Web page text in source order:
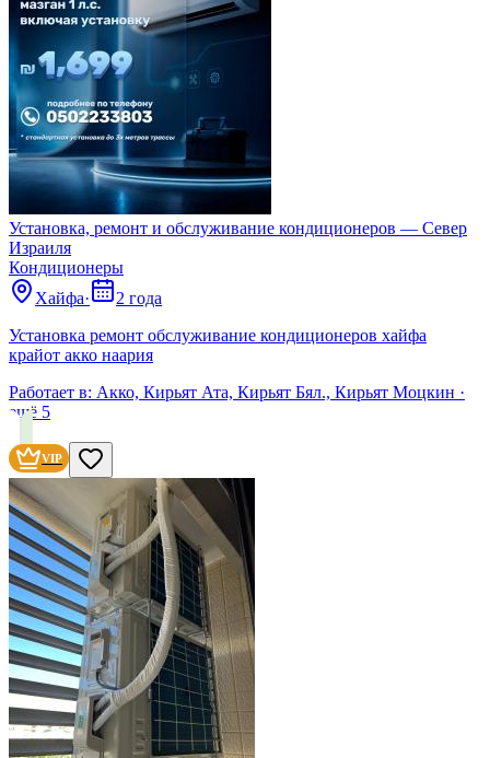
Установка, ремонт и обслуживание кондиционеров — Север
Израиля
Кондиционеры
Хайфа·
2 года
Установка ремонт обслуживание кондиционеров хайфа
крайот акко наария
Работает в: Акко, Кирьят Ата, Кирьят Бял., Кирьят Моцкин ·
ещё 5
VIP